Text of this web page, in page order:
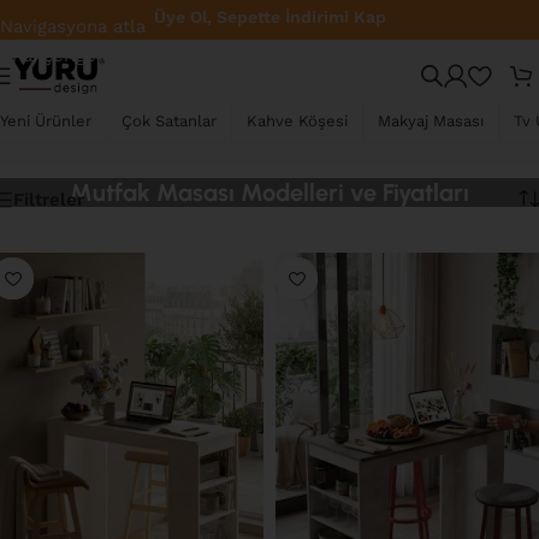
Navigasyona atla
Ana içeriğe atla
Üye Ol, Sepette İndirimi Kap
Yeni Ürünler Çok Satanlar Kahve Köşesi Makyaj Masası Tv
Mutfak Masası Modelleri ve Fiyatları
Filtreler